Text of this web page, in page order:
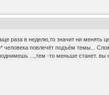
раза в неделю,то значит ни менять
человека повлечёт подъём темы...
...,тем -то меньше станет. вы